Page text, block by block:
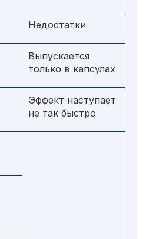
Недостатки
Выпускается
только в капсулах
Эффект наступает
не так быстро